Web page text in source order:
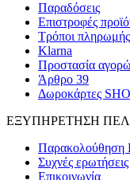
Παραδόσεις
Επιστροφές
Τρόποι πληρωμής
Klarna
Προστασία
Άρθρο 39
Δωροκάρτες
ΕΞΥΠΗΡΕΤΗΣΗ
Παρακολούθηση
Συχνές ερωτήσεις
Επικοινωνία